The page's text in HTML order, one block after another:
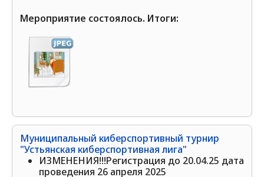
Мероприятие состоялось. Итоги:
Муниципальный киберспортивный турнир
"Устьянская киберспортивная лига"
ИЗМЕНЕНИЯ!!!Регистрация до 20.04.25 дата
проведения 26 апреля 2025